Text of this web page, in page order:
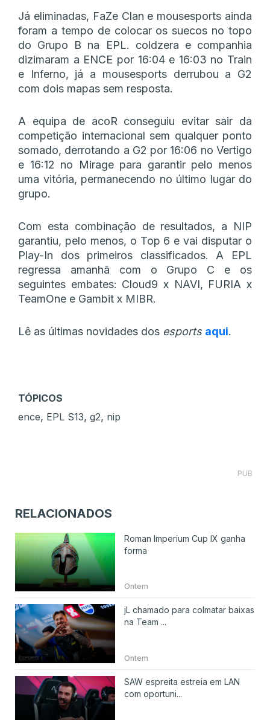
Já eliminadas, FaZe Clan e mousesports ainda
foram a tempo de colocar os suecos no topo
do Grupo B na EPL. coldzera e companhia
dizimaram a ENCE por 16:04 e 16:03 no Train
e Inferno, já a mousesports derrubou a G2
com dois mapas sem resposta.
A equipa de acoR conseguiu evitar sair da
competição internacional sem qualquer ponto
somado, derrotando a G2 por 16:06 no Vertigo
e 16:12 no Mirage para garantir pelo menos
uma vitória, permanecendo no último lugar do
grupo.
Com esta combinação de resultados, a NIP
garantiu, pelo menos, o Top 6 e vai disputar o
Play-In dos primeiros classificados. A EPL
regressa amanhã com o Grupo C e os
seguintes embates: Cloud9 x NAVI, FURIA x
TeamOne e Gambit x MIBR.
Lê as últimas novidades dos esports aqui.
TÓPICOS
ence, EPL S13, g2, nip
PUB
RELACIONADOS
Roman Imperium Cup IX ganha
forma
Ontem
jL chamado para colmatar baixas
na Team ...
Ontem
SAW espreita estreia em LAN
com oportuni...